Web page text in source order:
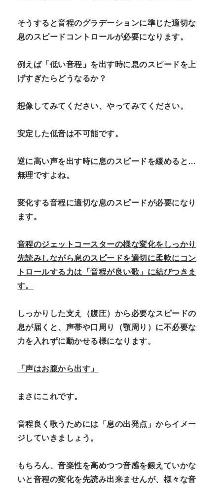
そうすると音程のグラデーションに準じた適切な
息のスピードコントロールが必要になります。
例えば「低い音程」を出す時に息のスピードを上
げすぎたらどうなるか？
想像してみてください、やってみてください。
安定した低音は不可能です。
逆に高い声を出す時に息のスピードを緩めると…
無理ですよね。
変化する音程に適切な息のスピードが必要になり
ます。
音程のジェットコースターの様な変化をしっかり
先読みしながら息のスピードを適切に柔軟にコン
トロールする力は「音程が良い歌」に結びつきま
す。
しっかりした支え（腹圧）から必要なスピードの
息が届くと、声帯や口周り（顎周り）に不必要な
力を入れずに動かせる様になります。
「声はお腹から出す」
まさにこれです。
音程良く歌うためには「息の出発点」からイメー
ジしていきましょう。
もちろん、音楽性を高めつつ音感を鍛えていかな
いと音程の変化を先読み出来ませんが、様々な音